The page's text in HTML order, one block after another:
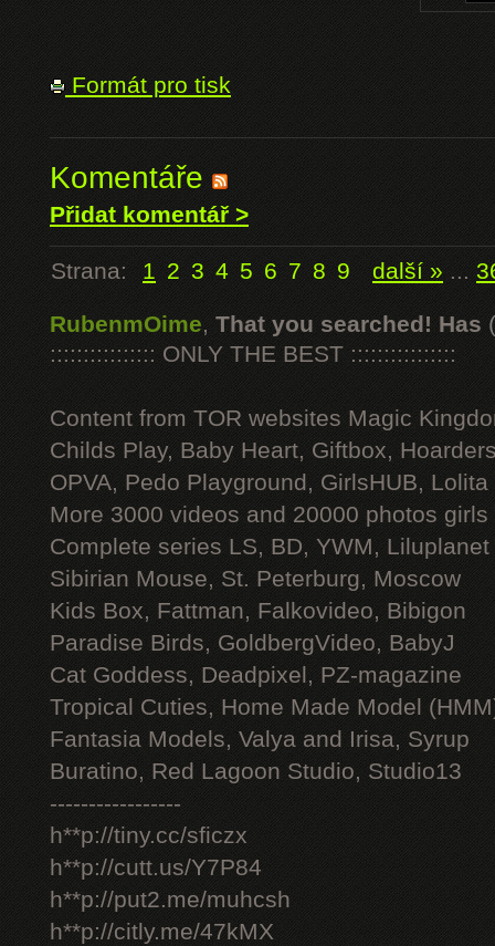
Formát pro tisk
Komentáře
Přidat komentář >
Strana: 1 2 3 4 5 6 7 8 9 další » ...
RubenmOime, That you searched! Has
:::::::::::::::: ONLY THE BEST ::::::::::::::::
Content from TOR websites Magic
Childs Play, Baby Heart, Giftbox,
OPVA, Pedo Playground, GirlsHUB, Lolita
More 3000 videos and 20000 photos
Complete series LS, BD, YWM, Liluplanet
Sibirian Mouse, St. Peterburg, Moscow
Kids Box, Fattman, Falkovideo, Bibigon
Paradise Birds, GoldbergVideo, BabyJ
Cat Goddess, Deadpixel, PZ-magazine
Tropical Cuties, Home Made Model
Fantasia Models, Valya and Irisa, Syrup
Buratino, Red Lagoon Studio, Studio13
-----------------
h**p://tiny.cc/sficzx
h**p://cutt.us/Y7P84
h**p://put2.me/muhcsh
h**p://citly.me/47kMX